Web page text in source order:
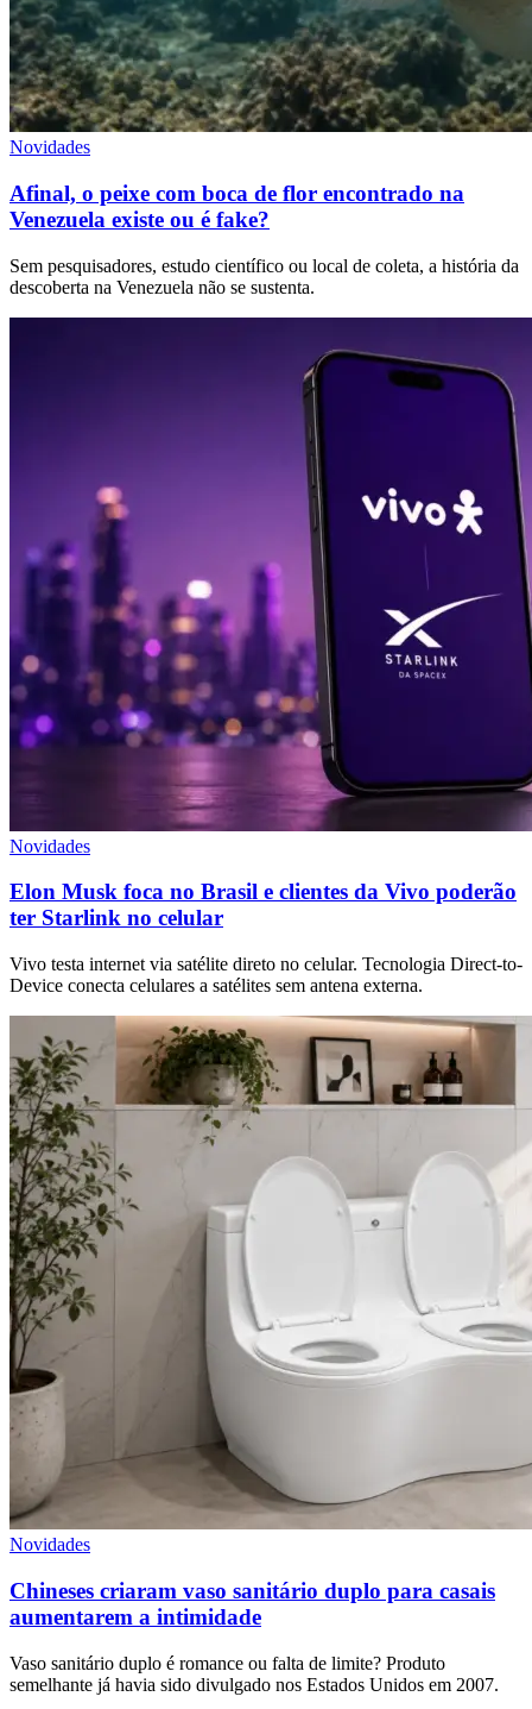
Novidades
Afinal, o peixe com boca de flor encontrado na
Venezuela existe ou é fake?
Sem pesquisadores, estudo científico ou local de coleta, a história da
descoberta na Venezuela não se sustenta.
Novidades
Elon Musk foca no Brasil e clientes da Vivo poderão
ter Starlink no celular
Vivo testa internet via satélite direto no celular. Tecnologia Direct-to-
Device conecta celulares a satélites sem antena externa.
Novidades
Chineses criaram vaso sanitário duplo para casais
aumentarem a intimidade
Vaso sanitário duplo é romance ou falta de limite? Produto
semelhante já havia sido divulgado nos Estados Unidos em 2007.